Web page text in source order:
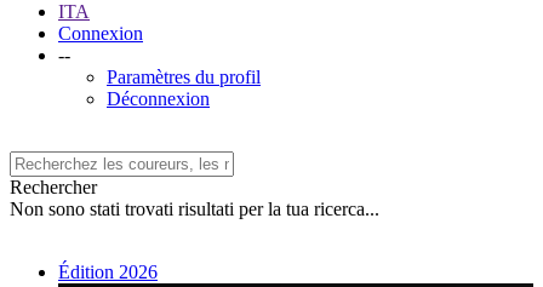
ITA
Connexion
--
Paramètres du profil
Déconnexion
Rechercher
Non sono stati trovati risultati per la tua ricerca...
Édition 2026